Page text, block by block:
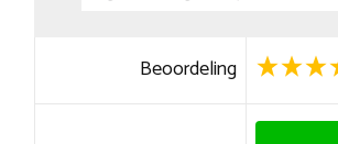
Beoordeling